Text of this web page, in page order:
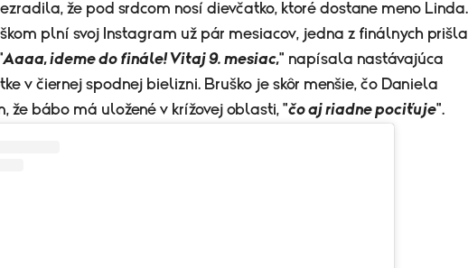
že pod srdcom nosí dievčatko, ktoré dostane meno Linda.
plní svoj Instagram už pár mesiacov, jedna z finálnych prišla
Aaaa, ideme do finále! Vitaj 9. mesiac," napísala nastávajúca
v čiernej spodnej bielizni. Bruško je skôr menšie, čo Daniela
že bábo má uložené v krížovej oblasti, "čo aj riadne pociťuje".